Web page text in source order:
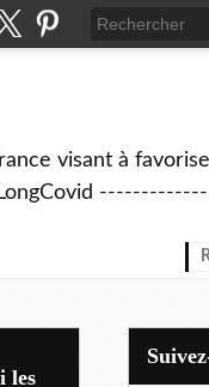
visant à
les